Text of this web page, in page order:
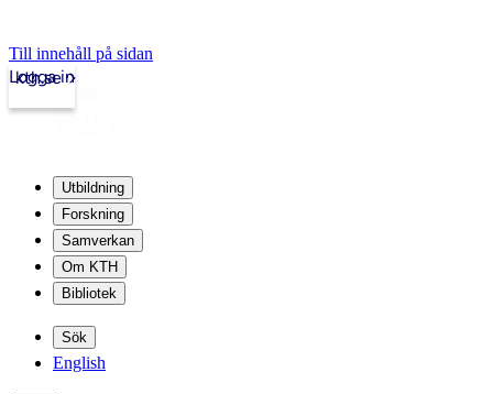
Till innehåll på sidan
kth.se
Logga in
Utbildning
Forskning
Samverkan
Om KTH
Bibliotek
Sök
English